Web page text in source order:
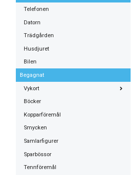
Telefonen
Datorn
Trädgården
Husdjuret
Bilen
Begagnat
Vykort
Böcker
Kopparföremål
Smycken
Samlarfigurer
Sparbössor
Tennföremål